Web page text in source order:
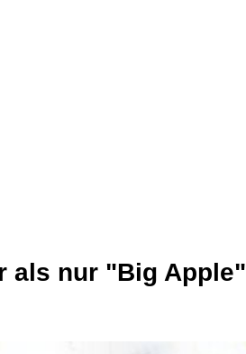
als nur "Big Apple"